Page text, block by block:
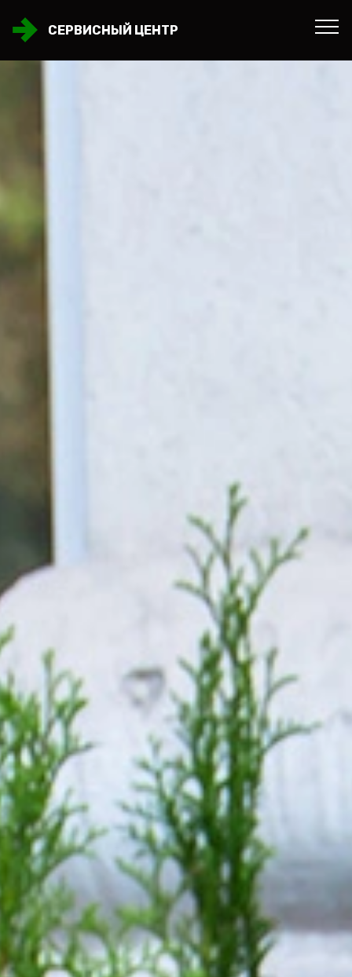
СЕРВИСНЫЙ ЦЕНТР